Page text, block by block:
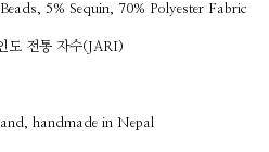
5% Sequin, 70% Polyester Fabric
도 전통 자수(JARI)
handmade in Nepal